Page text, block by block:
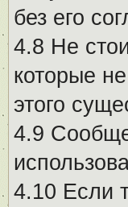
без его
4.8 Не
которые
этого
4.9
4.10 Если